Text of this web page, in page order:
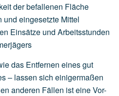
derbefallenen Fläche
und eingesetzte Mittel
Einsätze und Arbeitsstunden
das Entfernen eines gut
– lassen sich einigermaßen
anderen Fällen ist eine Vor-